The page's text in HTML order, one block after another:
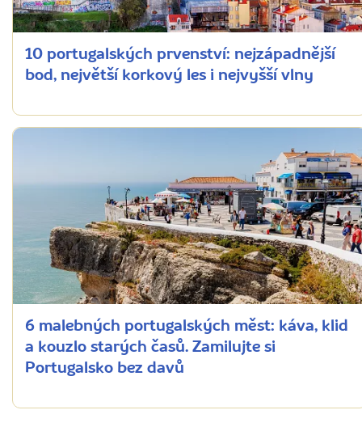
10 portugalských prvenství: nejzápadnější
bod, největší korkový les i nejvyšší vlny
6 malebných portugalských měst: káva, klid
a kouzlo starých časů. Zamilujte si
Portugalsko bez davů